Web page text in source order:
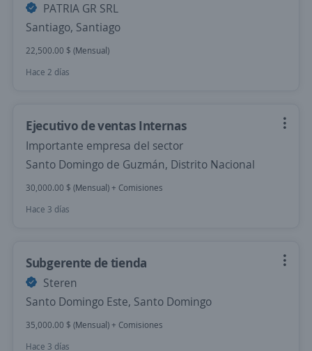
PATRIA GR SRL
Santiago, Santiago
22,500.00 $ (Mensual)
Hace 2 días
Ejecutivo de ventas Internas
Importante empresa del sector
Santo Domingo de Guzmán, Distrito Nacional
30,000.00 $ (Mensual) + Comisiones
Hace 3 días
Subgerente de tienda
Steren
Santo Domingo Este, Santo Domingo
35,000.00 $ (Mensual) + Comisiones
Hace 3 días